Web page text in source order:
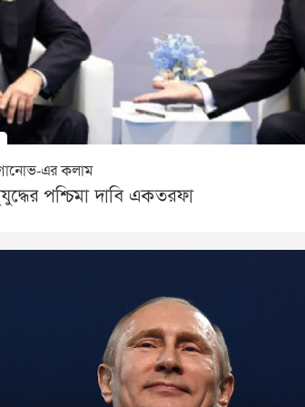
এর কলাম
পশ্চিমা দাবি একতরফা